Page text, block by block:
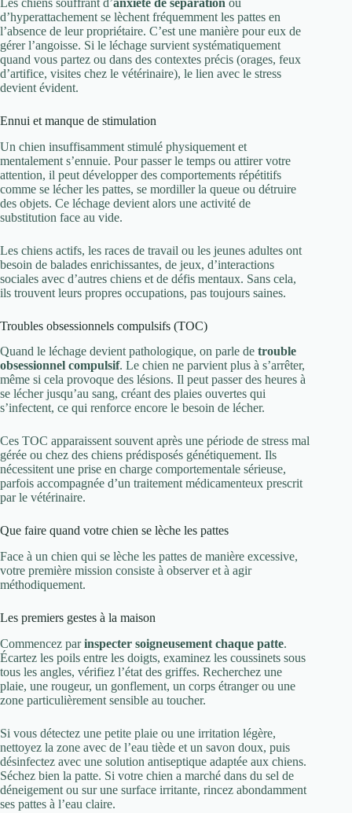
d’hyperattachement se lèchent fréquemment les pattes en
l’absence de leur propriétaire. C’est une manière pour eux de
gérer l’angoisse. Si le léchage survient systématiquement
quand vous partez ou dans des contextes précis (orages, feux
d’artifice, visites chez le vétérinaire), le lien avec le stress
devient évident.
Ennui et manque de stimulation
Un chien insuffisamment stimulé physiquement et
mentalement s’ennuie. Pour passer le temps ou attirer votre
attention, il peut développer des comportements répétitifs
comme se lécher les pattes, se mordiller la queue ou détruire
des objets. Ce léchage devient alors une activité de
substitution face au vide.
Les chiens actifs, les races de travail ou les jeunes adultes ont
besoin de balades enrichissantes, de jeux, d’interactions
sociales avec d’autres chiens et de défis mentaux. Sans cela,
ils trouvent leurs propres occupations, pas toujours saines.
Troubles obsessionnels compulsifs (TOC)
Quand le léchage devient pathologique, on parle de trouble
obsessionnel compulsif. Le chien ne parvient plus à s’arrêter,
même si cela provoque des lésions. Il peut passer des heures à
se lécher jusqu’au sang, créant des plaies ouvertes qui
s’infectent, ce qui renforce encore le besoin de lécher.
Ces TOC apparaissent souvent après une période de stress mal
gérée ou chez des chiens prédisposés génétiquement. Ils
nécessitent une prise en charge comportementale sérieuse,
parfois accompagnée d’un traitement médicamenteux prescrit
par le vétérinaire.
Que faire quand votre chien se lèche les pattes
Face à un chien qui se lèche les pattes de manière excessive,
votre première mission consiste à observer et à agir
méthodiquement.
Les premiers gestes à la maison
Commencez parinspecter soigneusement chaque patte.
Écartez les poils entre les doigts, examinez les coussinets sous
tous les angles, vérifiez l’état des griffes. Recherchez une
plaie, une rougeur, un gonflement, un corps étranger ou une
zone particulièrement sensible au toucher.
Si vous détectez une petite plaie ou une irritation légère,
nettoyez la zone avec de l’eau tiède et un savon doux, puis
désinfectez avec une solution antiseptique adaptée aux chiens.
Séchez bien la patte. Si votre chien a marché dans du sel de
déneigement ou sur une surface irritante, rincez abondamment
ses pattes à l’eau claire.